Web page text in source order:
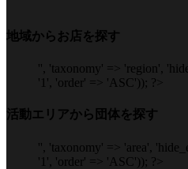
地域からお店を探す
'', 'taxonomy' => 'region',
'1', 'order' => 'ASC')); ?>
活動エリアから団体を探す
'', 'taxonomy' => 'area',
'1', 'order' => 'ASC')); ?>